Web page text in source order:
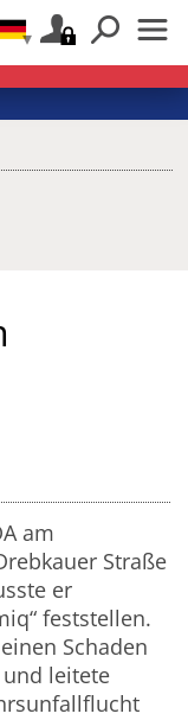
am
Straße
er
feststellen.
Schaden
leitete